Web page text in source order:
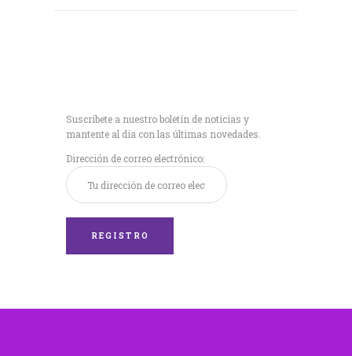
Suscríbete a nuestro boletín de noticias y
mantente al día con las últimas novedades.
Dirección de correo electrónico: